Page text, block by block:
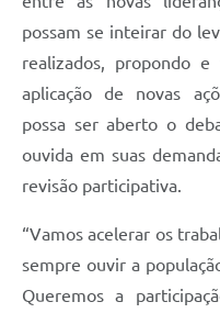
Transparência
Enquete
Agenda
Diário Oficial
possam se inteirar do
realizados, propondo e
aplicação de novas
possa ser aberto o
ouvida em suas
revisão participativa.
“Vamos acelerar os
sempre ouvir a
Queremos a